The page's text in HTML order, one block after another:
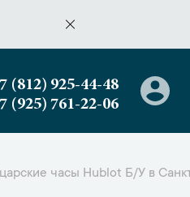
(812) 925-44-48
(925) 761-22-06
часы Hublot Б/У в